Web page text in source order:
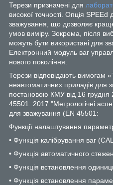
Терези призначені для
високої точності. Опція SPEEd
зважування, що дозволяє
умов виміру. Зокрема, після
можуть бути використані для
Електронний модуль ваг
нового покоління.
Терези відповідають вимогам
неавтоматичних приладів для
постановою КМУ від 16
45501: 2017 "Метрологічні
для зважування (EN 45501:
Функції налаштування
• Функція калібрування ваг
• Функція автоматичного
• Функція встановлення
• Функція встановлення